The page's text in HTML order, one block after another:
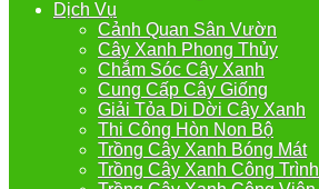
Dịch Vụ
Cảnh Quan Sân Vườn
Cây Xanh Phong Thủy
Chắm Sóc Cây Xanh
Cung Cấp Cây Giống
Giải Tỏa Di Dời Cây Xanh
Thi Công Hòn Non Bộ
Trồng Cây Xanh Bóng Mát
Trồng Cây Xanh Công Trình